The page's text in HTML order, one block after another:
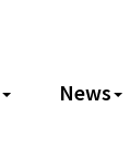
News